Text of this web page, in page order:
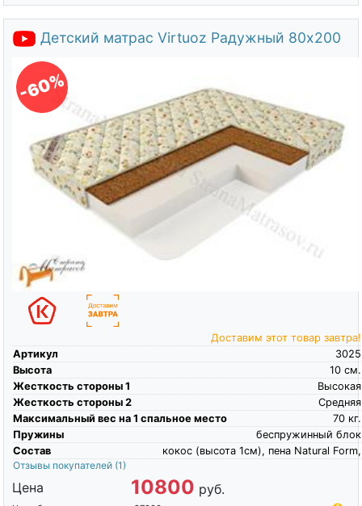
Детский матрас Virtuoz Радужный 80х200
-60%
Доставим этот товар завтра!
Артикул
3025
Высота
см.
10
Жесткость стороны 1
Высокая
Жесткость стороны 2
Средняя
Максимальный вес на 1 спальное место
кг.
70
Пружины
беспружинный блок
Состав
кокос (высота 1см), пена Natural Form,
Отзывы покупателей (1)
Цена 10800 руб.